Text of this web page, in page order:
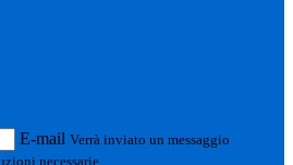
E-mail Verrà inviato un messaggio
necessarie.